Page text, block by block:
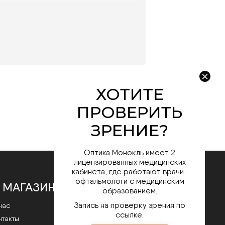
Оптика Монокль имеет 2
лицензированных медицинских
кабинета, где работают врачи-
офтальмологи с медицинским
образованием.
Запись на проверку зрения по
ссылке.